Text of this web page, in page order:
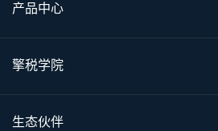
产品中心
擎税学院
生态伙伴